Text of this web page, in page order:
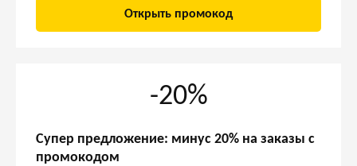
Открыть промокод
-20%
Супер предложение: минус 20% на заказы с
промокодом